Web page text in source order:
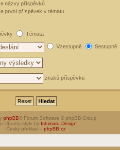
názvy příspěvků
první příspěvek v tématu
Témata
Vzestupně Sestupně
znaků příspěvku
phpBB® Forum Software © phpBB Group
Ubuntu style by Ishimaru Design
Český překlad – phpBB.cz